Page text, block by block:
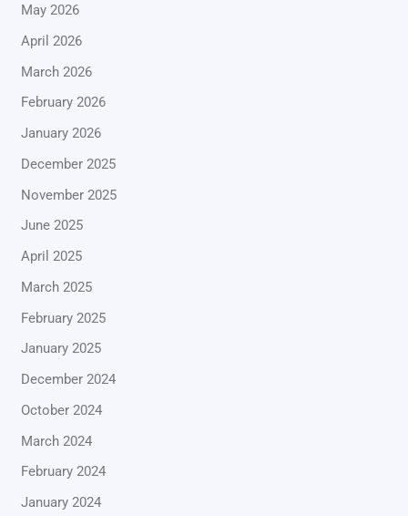
May 2026
April 2026
March 2026
February 2026
January 2026
December 2025
November 2025
June 2025
April 2025
March 2025
February 2025
January 2025
December 2024
October 2024
March 2024
February 2024
January 2024